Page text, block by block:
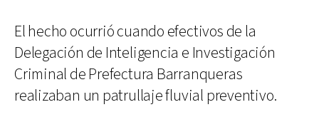
El hecho ocurrió cuando efectivos de la
Delegación de Inteligencia e Investigación
Criminal de Prefectura Barranqueras
realizaban un patrullaje fluvial preventivo.